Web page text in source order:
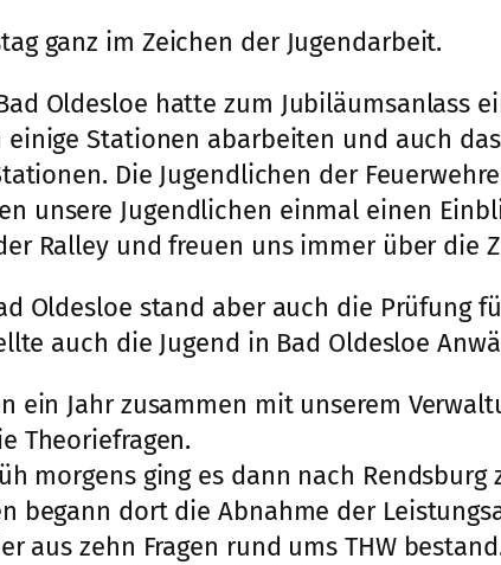
ganz im Zeichen der Jugendarbeit.
Oldesloe hatte zum Jubiläumsanlass
einige Stationen abarbeiten und auch
Die Jugendlichen der
unsere Jugendlichen einmal einen
Ralley und freuen uns immer über die
Oldesloe stand aber auch die Prüfung
auch die Jugend in Bad Oldesloe
ein Jahr zusammen mit unserem
Theoriefragen.
morgens ging es dann nach
begann dort die Abnahme der
aus zehn Fragen rund ums THW